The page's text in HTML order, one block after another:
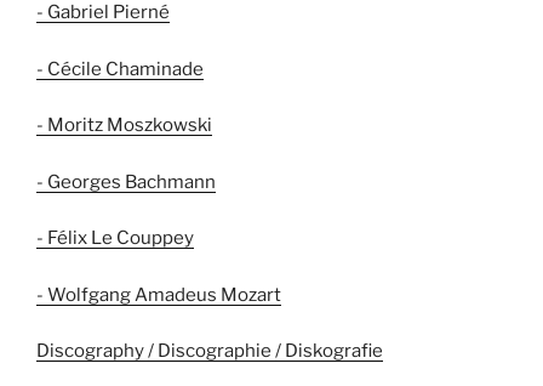
- Gabriel Pierné
- Cécile Chaminade
- Moritz Moszkowski
- Georges Bachmann
- Félix Le Couppey
- Wolfgang Amadeus Mozart
Discography / Discographie / Diskografie